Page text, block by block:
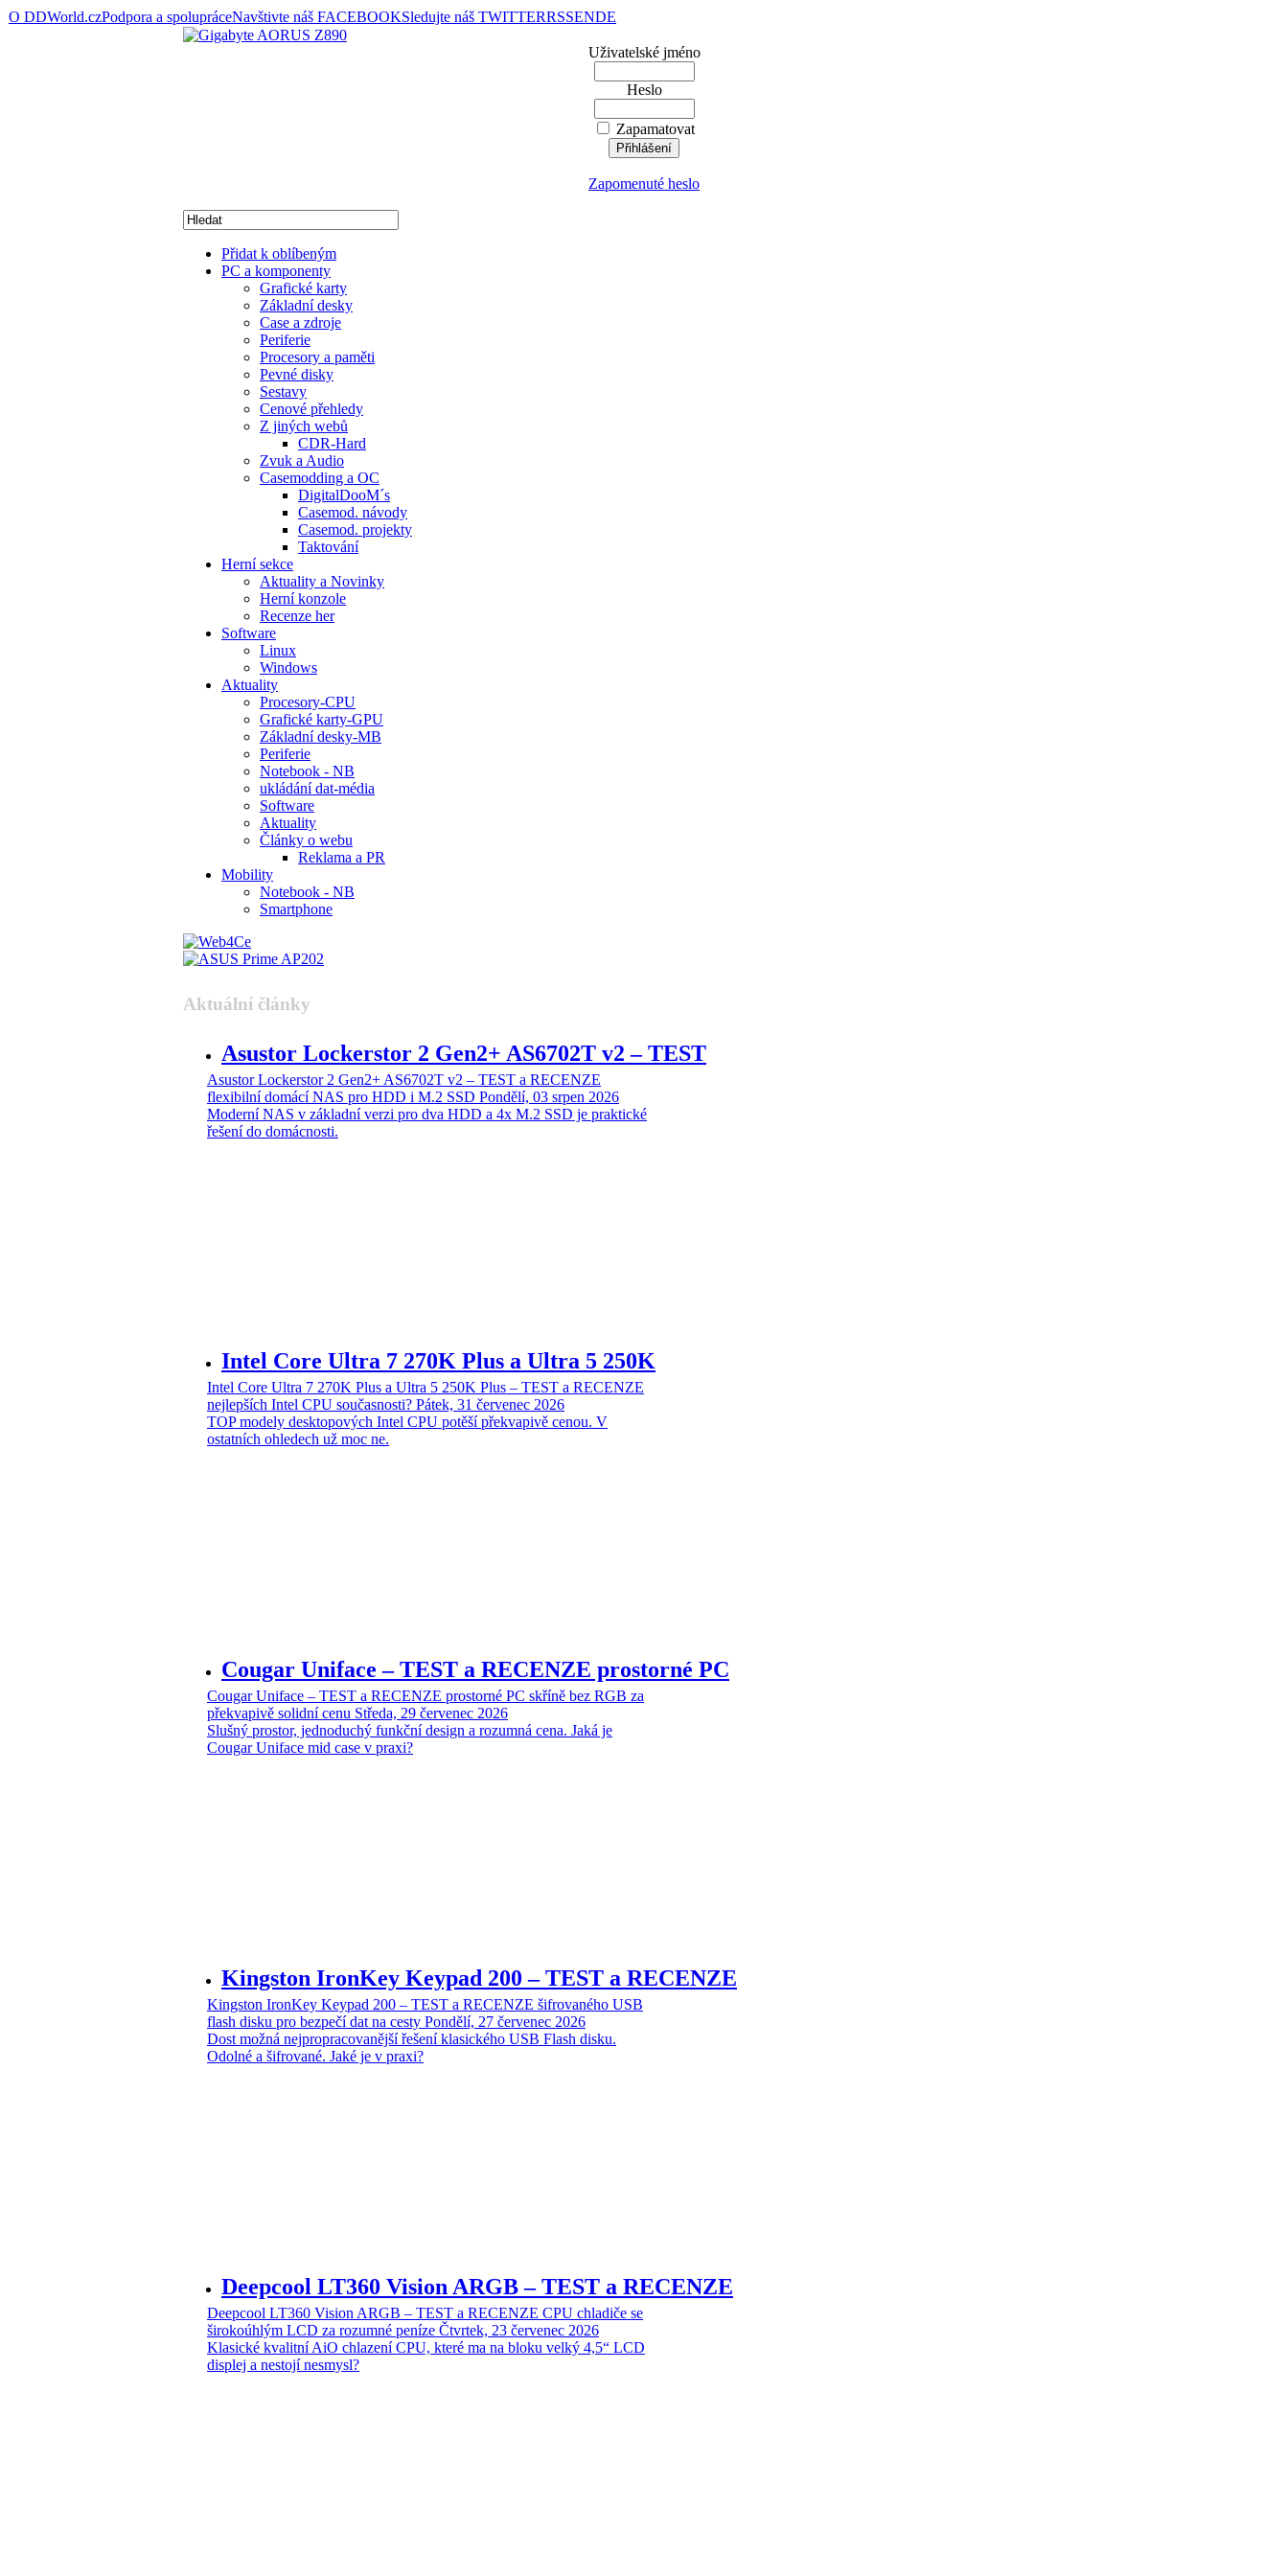
O DDWorld.czPodpora a spolupráceNavštivte náš FACEBOOKSledujte náš TWITTERRSSENDE
Uživatelské jméno
Heslo
Zapamatovat
Zapomenuté heslo
Přidat k oblíbeným
PC a komponenty
Grafické karty
Základní desky
Case a zdroje
Periferie
Procesory a paměti
Pevné disky
Sestavy
Cenové přehledy
Z jiných webů
CDR-Hard
Zvuk a Audio
Casemodding a OC
DigitalDooM´s
Casemod. návody
Casemod. projekty
Taktování
Herní sekce
Aktuality a Novinky
Herní konzole
Recenze her
Software
Linux
Windows
Aktuality
Procesory-CPU
Grafické karty-GPU
Základní desky-MB
Periferie
Notebook - NB
ukládání dat-média
Software
Aktuality
Články o webu
Reklama a PR
Mobility
Notebook - NB
Smartphone
Aktuální články
Asustor Lockerstor 2 Gen2+ AS6702T v2 – TEST
Asustor Lockerstor 2 Gen2+ AS6702T v2 – TEST a RECENZE
flexibilní domácí NAS pro HDD i M.2 SSD Pondělí, 03 srpen 2026
Moderní NAS v základní verzi pro dva HDD a 4x M.2 SSD je praktické
řešení do domácnosti.
Intel Core Ultra 7 270K Plus a Ultra 5 250K
Intel Core Ultra 7 270K Plus a Ultra 5 250K Plus – TEST a RECENZE
nejlepších Intel CPU současnosti? Pátek, 31 červenec 2026
TOP modely desktopových Intel CPU potěší překvapivě cenou. V
ostatních ohledech už moc ne.
Cougar Uniface – TEST a RECENZE prostorné PC
Cougar Uniface – TEST a RECENZE prostorné PC skříně bez RGB za
překvapivě solidní cenu Středa, 29 červenec 2026
Slušný prostor, jednoduchý funkční design a rozumná cena. Jaká je
Cougar Uniface mid case v praxi?
Kingston IronKey Keypad 200 – TEST a RECENZE
Kingston IronKey Keypad 200 – TEST a RECENZE šifrovaného USB
flash disku pro bezpečí dat na cesty Pondělí, 27 červenec 2026
Dost možná nejpropracovanější řešení klasického USB Flash disku.
Odolné a šifrované. Jaké je v praxi?
Deepcool LT360 Vision ARGB – TEST a RECENZE
Deepcool LT360 Vision ARGB – TEST a RECENZE CPU chladiče se
širokoúhlým LCD za rozumné peníze Čtvrtek, 23 červenec 2026
Klasické kvalitní AiO chlazení CPU, které ma na bloku velký 4,5“ LCD
displej a nestojí nesmysl?